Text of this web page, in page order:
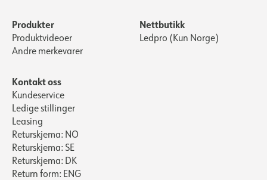
Produkter
Produktvideoer
Andre merkevarer
Nettbutikk
Ledpro (Kun Norge)
Kontakt oss
Kundeservice
Ledige stillinger
Leasing
Returskjema: NO
Returskjema: SE
Returskjema: DK
Return form: ENG